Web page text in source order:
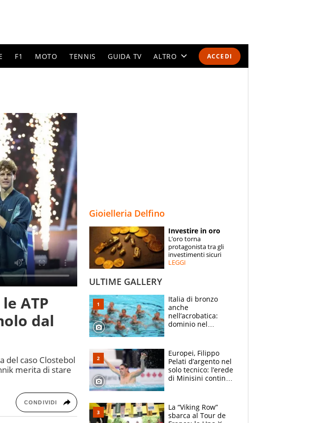
ACCEDI
F1 MOTO TENNIS GUIDA TV ALTRO
SPECIALI
ESPERTI
ATP
dal
del caso Clostebol
merita di stare
CONDIVIDI
Gioielleria Delfino
Investire in oro
L’oro torna
protagonista tra gli
investimenti sicuri
LEGGI
ULTIME GALLERY
Italia di bronzo
anche
nell’acrobatica:
dominio nel
e compagni
continuare
Europei, Filippo
Pelati d’argento nel
solo tecnico: l’erede
di Minisini continua
mirino
La “Viking Row”
sbarca al Tour de